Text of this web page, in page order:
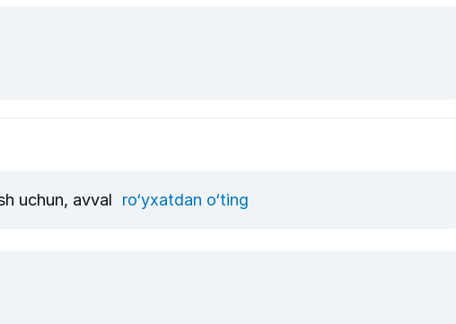
uchun, avval ro‘yxatdan o‘ting